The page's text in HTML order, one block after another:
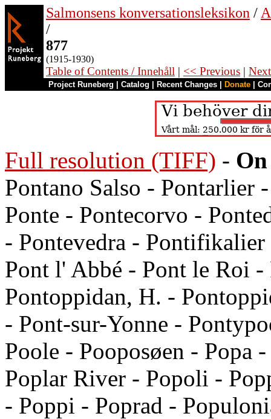
Salmonsens konversationsleksikon /
/
877
(1915-1930)
Table of Contents / Innehåll | << Previous |
Project Runeberg Catalog Recent Changes Donate
Full resolution (TIFF) -
Pontano Salso - Pontarlier
Ponte - Pontecorvo -
- Pontevedra -
Pont l' Abbé - Pont le Roi
Pontoppidan, H. -
- Pont-sur-Yonne -
Poole - Pooposøen - Popa
Poplar River - Popoli -
- Poppi - Poprad -